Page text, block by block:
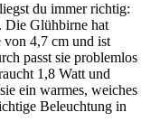
du immer richtig:
Die Glühbirne hat
von 4,7 cm und ist
passt sie problemlos
1,8 Watt und
ein warmes, weiches
Beleuchtung in